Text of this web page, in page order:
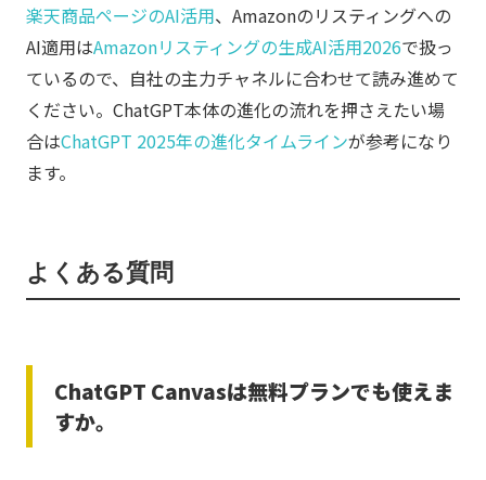
楽天商品ページのAI活用、Amazonのリスティングへの
AI適用はAmazonリスティングの生成AI活用2026で扱っ
ているので、自社の主力チャネルに合わせて読み進めて
ください。ChatGPT本体の進化の流れを押さえたい場
合はChatGPT 2025年の進化タイムラインが参考になり
ます。
よくある質問
ChatGPT Canvasは無料プランでも使えま
すか。